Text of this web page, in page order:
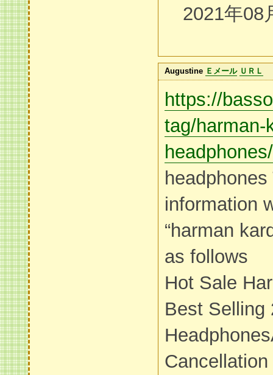
2021年08
Augustine Ｅメール ＵＲＬ
https://
tag/harman-
headphones/
information
“harman
as follows
Hot Sale
Best Selling